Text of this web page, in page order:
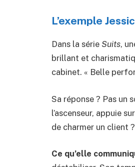
L’exemple
Dans la série Suits,
brillant et
cabinet. « Belle
Sa réponse ? Pas un
l’ascenseur, appuie
de charmer un client
Ce qu’elle